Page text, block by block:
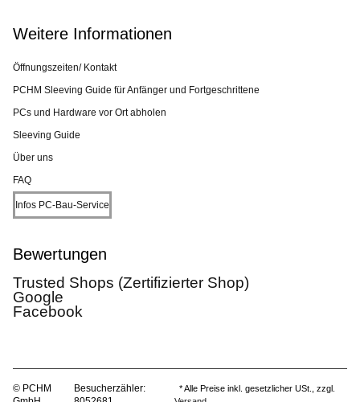
Weitere Informationen
Öffnungszeiten/ Kontakt
PCHM Sleeving Guide für Anfänger und Fortgeschrittene
PCs und Hardware vor Ort abholen
Sleeving Guide
Über uns
FAQ
Infos PC-Bau-Service
Bewertungen
Trusted Shops (Zertifizierter Shop)
Google
Facebook
© PCHM
Besucherzähler:
* Alle Preise inkl. gesetzlicher USt., zzgl.